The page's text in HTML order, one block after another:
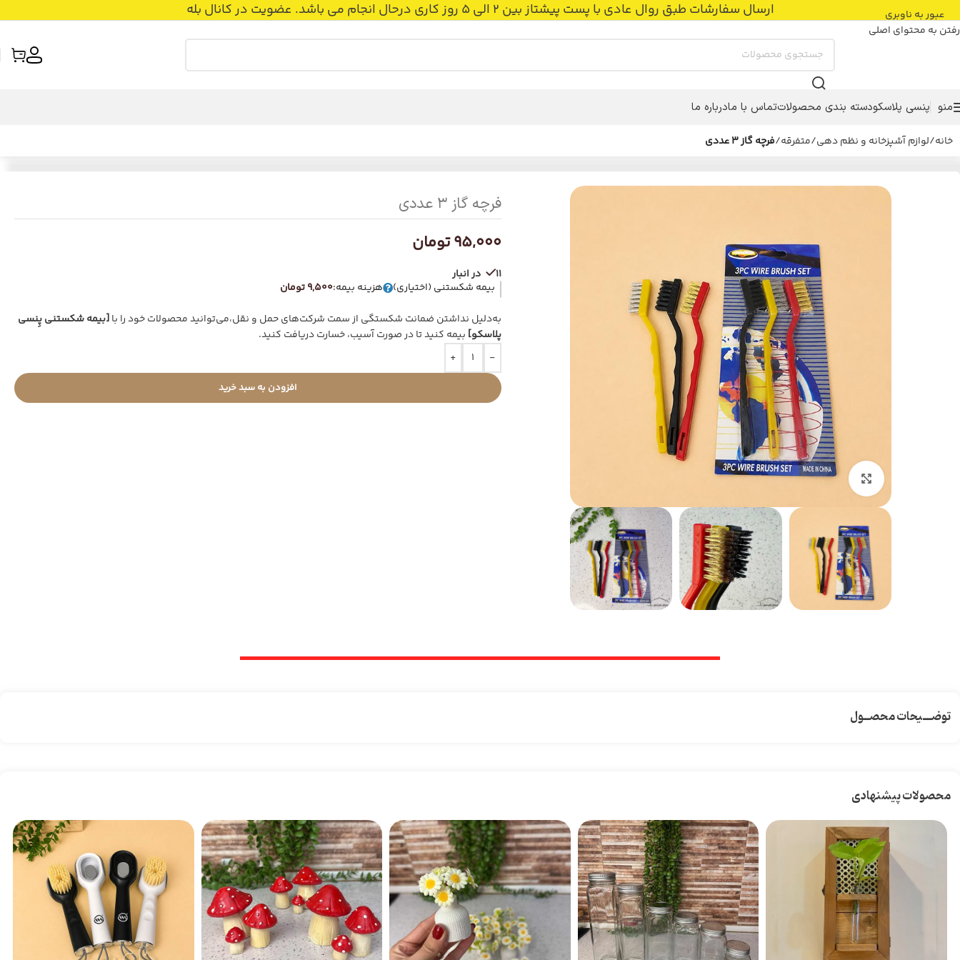
عبور به ناوبری
رفتن به محتوای اصلی
ارسال سفارشات طبق روال عادی با پست پیشتاز بین 2 الی 5 روز کاری درحال انجام می باشد. عضویت در کانال بله
منو پنسی پلاسکودسته بندی محصولاتتماس با مادرباره ما
خانه/لوازم آشپزخانه و نظم دهی/متفرقه/فرچه گاز ۳ عددی
بزرگنمایی تصویر
فرچه گاز ۳ عددی
95,000تومان
11 در انبار
به‌دلیل نداشتن ضمانت شکستگی از سمت شرکت‌های حمل و نقل،می‌توانید محصولات خود را با[بیمه شکستنی پِنسی
پلاسکو] بیمه کنید تا در صورت آسیب، خسارت دریافت کنید.
بیمه شکستنی (اختیاری) هزینه بیمه:9,500 تومان
-
+
افزودن به سبد خرید
توضـــیحات محصــول
محصولات پیشنهادی